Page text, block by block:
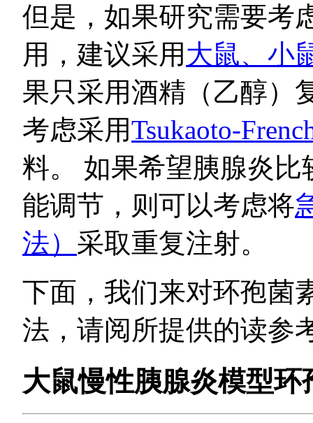
但是，如果研究需要考
用，建议采用 大鼠、小
果只采用酒精（乙醇）
考虑采用Tsukaoto-
料。 如果希望胰腺炎
能调节，则可以考虑将
法） 采取重复注射。
下面，我们来对环孢菌
法，请阅所提供的读参
大鼠慢性胰腺炎模型环